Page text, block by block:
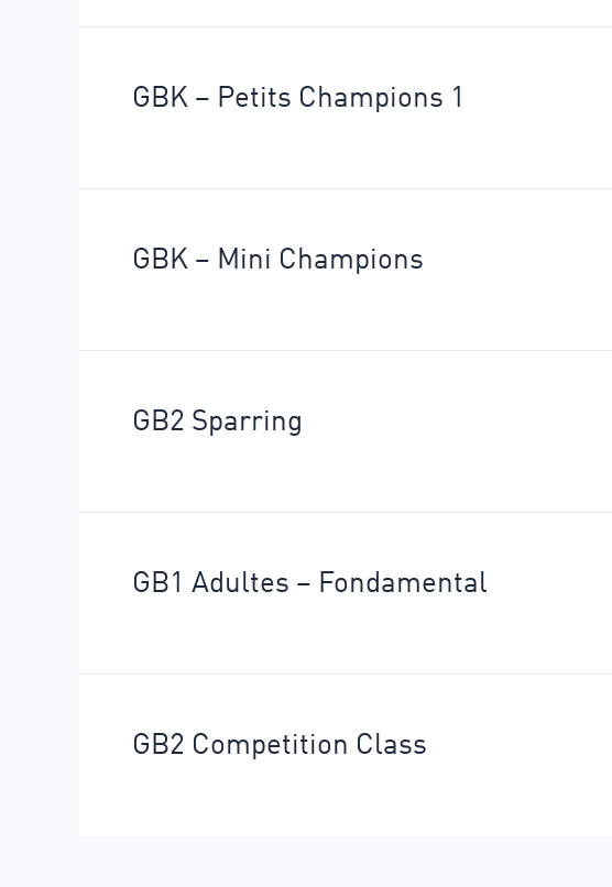
GBK – Petits Champions 1
GBK – Mini Champions
GB2 Sparring
GB1 Adultes – Fondamental
GB2 Competition Class